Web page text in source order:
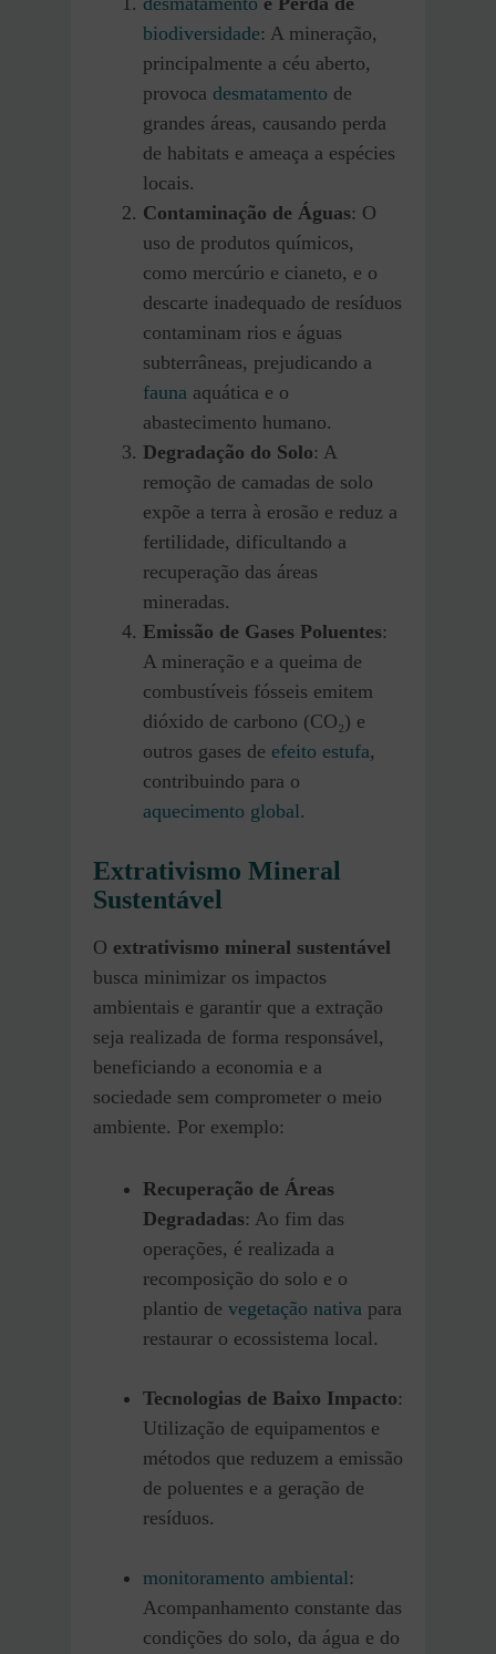
biodiversidade: A mineração,
principalmente a céu aberto,
provoca desmatamento de
grandes áreas, causando perda
de habitats e ameaça a espécies
locais.
Contaminação de Águas: O
uso de produtos químicos,
como mercúrio e cianeto, e o
descarte inadequado de resíduos
contaminam rios e águas
subterrâneas, prejudicando a
fauna aquática e o
abastecimento humano.
Degradação do Solo: A
remoção de camadas de solo
expõe a terra à erosão e reduz a
fertilidade, dificultando a
recuperação das áreas
mineradas.
Emissão de Gases Poluentes:
A mineração e a queima de
combustíveis fósseis emitem
dióxido de carbono (CO₂) e
outros gases de efeito estufa,
contribuindo para o
aquecimento global.
Extrativismo Mineral
Sustentável
O extrativismo mineral sustentável
busca minimizar os impactos
ambientais e garantir que a extração
seja realizada de forma responsável,
beneficiando a economia e a
sociedade sem comprometer o meio
ambiente. Por exemplo:
Recuperação de Áreas
Degradadas: Ao fim das
operações, é realizada a
recomposição do solo e o
plantio de vegetação nativa para
restaurar o ecossistema local.
Tecnologias de Baixo Impacto:
Utilização de equipamentos e
métodos que reduzem a emissão
de poluentes e a geração de
resíduos.
monitoramento ambiental:
Acompanhamento constante das
condições do solo, da água e do